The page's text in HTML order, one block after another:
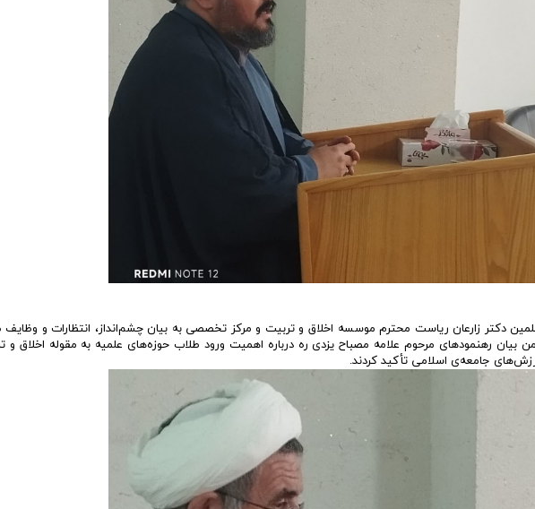
دکتر زارعان ریاست محترم موسسه اخلاق و تربیت و مرکز تخصصی به بیان چشم‌انداز، انتظارات و وظایف
بیان رهنمودهای مرحوم علامه مصباح یزدی ره درباره اهمیت ورود طلاب حوزه‌های علمیه به مقوله اخلاق و
جامعه‌ی اسلامی تأکید کردند.